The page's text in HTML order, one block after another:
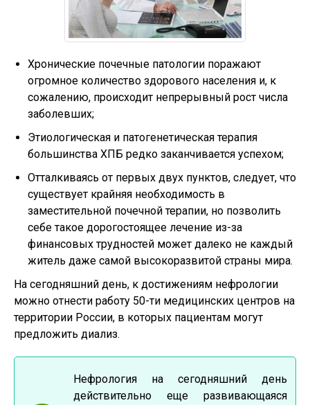
Хронические почечные патологии поражают
огромное количество здорового населения и, к
сожалению, происходит непрерывный рост числа
заболевших;
Этиологическая и патогенетическая терапия
большинства ХПБ редко заканчивается успехом;
Отталкиваясь от первых двух пунктов, следует, что
существует крайняя необходимость в
заместительной почечной терапии, но позволить
себе такое дорогостоящее лечение из-за
финансовых трудностей может далеко не каждый
житель даже самой высокоразвитой страны мира.
На сегодняшний день, к достижениям нефрологии
можно отнести работу 50-ти медицинских центров на
территории России, в которых пациентам могут
предложить диализ.
Нефрология на сегодняшний день
действительно еще развивающаяся